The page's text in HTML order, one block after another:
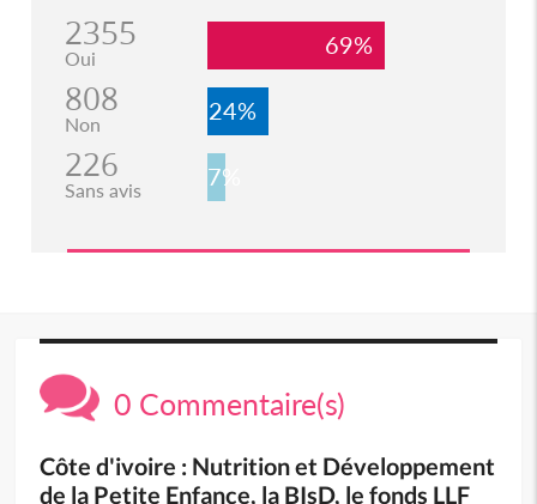
2355
Oui 69%
808
Non 24%
226
Sans avis 7%
0 Commentaire(s)
Côte d'ivoire : Nutrition et Développement
de la Petite Enfance, la BIsD, le fonds LLF